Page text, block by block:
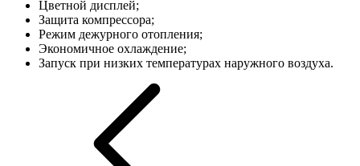
Цветной дисплей;
Защита компрессора;
Режим дежурного отопления;
Экономичное охлаждение;
Запуск при низких температурах наружного воздуха.